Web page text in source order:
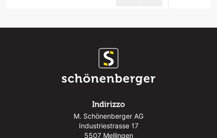
Indirizzo
M. Schönenberger AG
Industriestrasse 17
5507 Mellingen